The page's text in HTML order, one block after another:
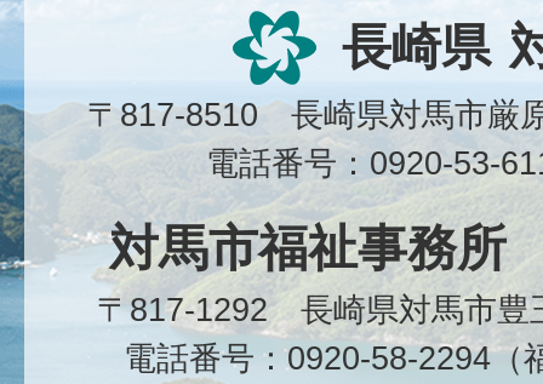
長崎県
〒817-8510 長崎県対馬市
電話番号：0920-53-
対馬市福祉事務所
〒817-1292 長崎県対馬市
電話番号：0920-58-2294（